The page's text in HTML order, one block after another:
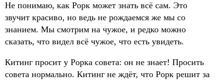
Не понимаю, как Рорк может знать всё сам. Это
звучит красиво, но ведь не рождаемся же мы со
знанием. Мы смотрим на чужое, и редко можно
сказать, что видел всё чужое, что есть увидеть.
Китинг просит у Рорка совета: он не знает! Просить
совета нормально. Китинг не ждёт, что Рорк решит за